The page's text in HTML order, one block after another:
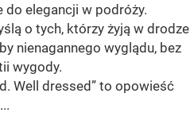
do elegancji w podróży.
o tych, którzy żyją w drodze
nienagannego wyglądu, bez
wygody.
Well dressed” to opowieść